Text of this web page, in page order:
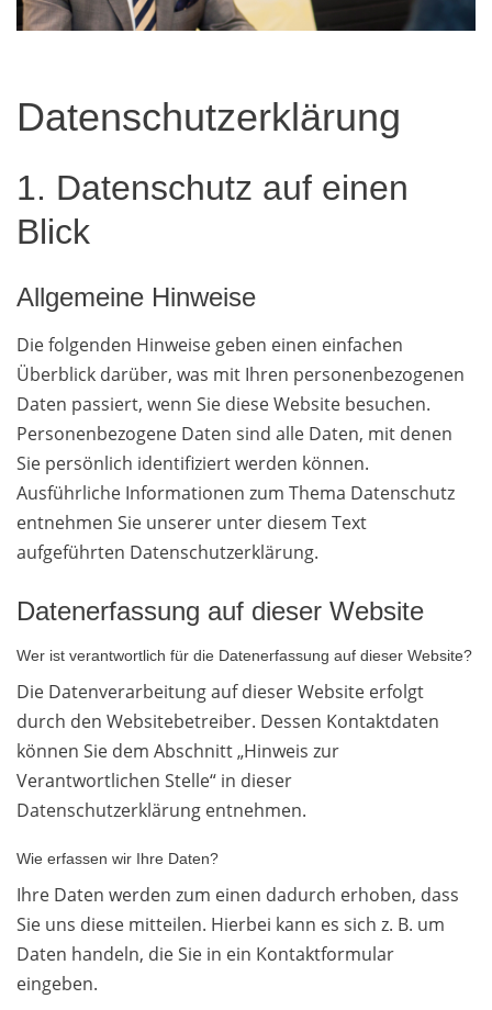
Datenschutz­erklärung
1. Datenschutz auf einen
Blick
Allgemeine Hinweise
Die folgenden Hinweise geben einen einfachen
Überblick darüber, was mit Ihren personenbezogenen
Daten passiert, wenn Sie diese Website besuchen.
Personenbezogene Daten sind alle Daten, mit denen
Sie persönlich identifiziert werden können.
Ausführliche Informationen zum Thema Datenschutz
entnehmen Sie unserer unter diesem Text
aufgeführten Datenschutzerklärung.
Datenerfassung auf dieser Website
Wer ist verantwortlich für die Datenerfassung auf dieser Website?
Die Datenverarbeitung auf dieser Website erfolgt
durch den Websitebetreiber. Dessen Kontaktdaten
können Sie dem Abschnitt „Hinweis zur
Verantwortlichen Stelle“ in dieser
Datenschutzerklärung entnehmen.
Wie erfassen wir Ihre Daten?
Ihre Daten werden zum einen dadurch erhoben, dass
Sie uns diese mitteilen. Hierbei kann es sich z. B. um
Daten handeln, die Sie in ein Kontaktformular
eingeben.